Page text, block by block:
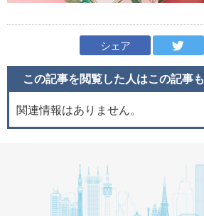
シェア
この記事を閲覧した人はこの記事も
関連情報はありません。